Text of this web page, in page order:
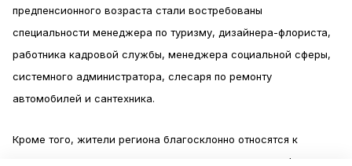
предпенсионного возраста стали востребованы
специальности менеджера по туризму, дизайнера-флориста,
работника кадровой службы, менеджера социальной сферы,
системного администратора, слесаря по ремонту
автомобилей и сантехника.
Кроме того, жители региона благосклонно относятся к
специальностям администратора гостиницы, ландшафтного и